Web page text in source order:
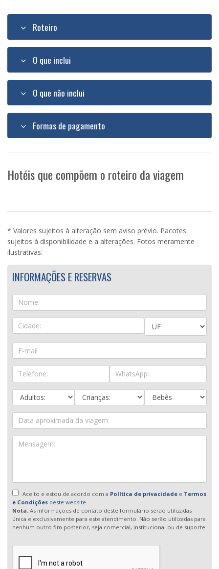
Roteiro
O que inclui
O que não inclui
Formas de pagamento
Hotéis que compõem o roteiro da viagem
* Valores sujeitos à alteração sem aviso prévio. Pacotes
sujeitos á disponibilidade e a alterações. Fotos meramente
ilustrativas.
INFORMAÇÕES E RESERVAS
Aceito e estou de acordo com a Política de privacidadee Termos
e Condições deste website.
Nota. As informações de contato deste formulário serão utilizadas
única e exclusivamente para este atendimento. Não serão utilizadas para
nenhum outro fim posterior, seja comercial, institucional ou de suporte.